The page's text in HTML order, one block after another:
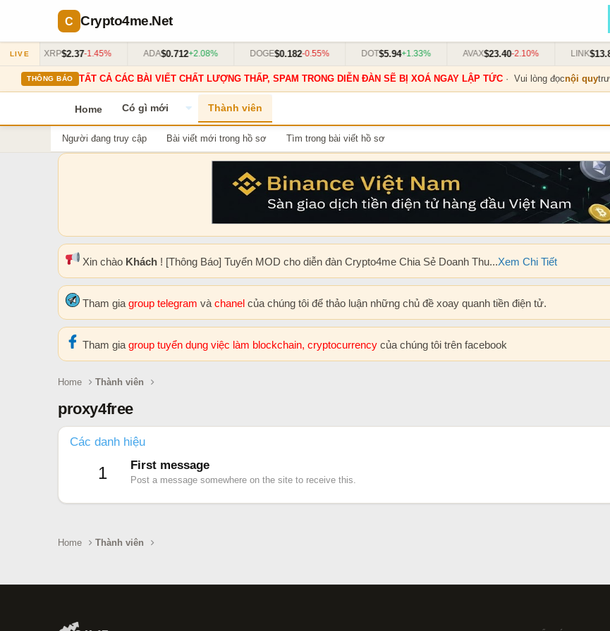
Crypto4me.Net
LIVE XRP$2.37-1.45% ADA$0.712+2.08% DOGE$0.182-0.55% DOT$5.94+1.33% AVAX$23.40-2.10% LINK$13.82
THÔNG BÁO TẤT CẢ CÁC BÀI VIẾT CHẤT LƯỢNG THẤP, SPAM TRONG DIỄN ĐÀN SẼ BỊ XOÁ NGAY LẬP TỨC· Vui lòng đọcnội quy
Home Có gì mới Thành viên
Người đang truy cập Bài viết mới trong hồ sơ Tìm trong bài viết hồ sơ
Xin chào Khách ! [Thông Báo] Tuyển MOD cho diễn đàn Crypto4me Chia Sẻ Doanh Thu...Xem Chi Tiết
Tham gia group telegram và chanel của chúng tôi để thảo luận những chủ đề xoay quanh tiền điện tử.
Tham gia group tuyển dụng việc làm blockchain, cryptocurrency của chúng tôi trên facebook
Home Thành viên
proxy4free
Các danh hiệu
1 First message
Post a message somewhere on the site to receive this.
Home Thành viên